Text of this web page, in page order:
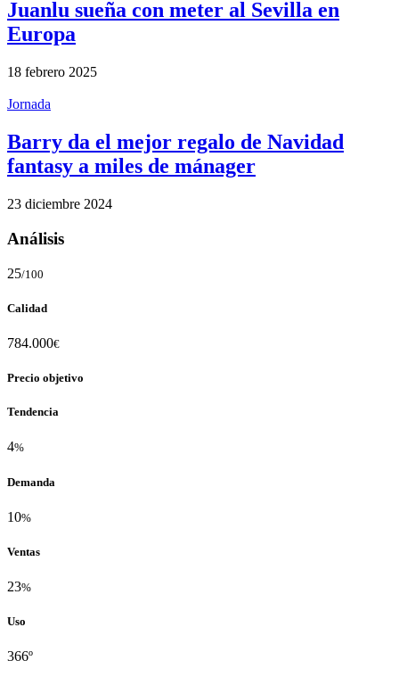
Juanlu sueña con meter al Sevilla en
Europa
18 febrero 2025
Jornada
Barry da el mejor regalo de Navidad
fantasy a miles de mánager
23 diciembre 2024
Análisis
25/100
Calidad
784.000€
Precio objetivo
Tendencia
4%
Demanda
10%
Ventas
23%
Uso
366º